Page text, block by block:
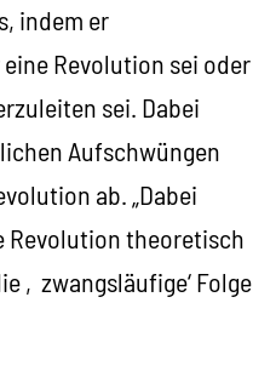
indem er
Revolution sei oder
sei. Dabei
Aufschwüngen
ab. „Dabei
Revolution theoretisch
‚zwangsläufige‘ Folge